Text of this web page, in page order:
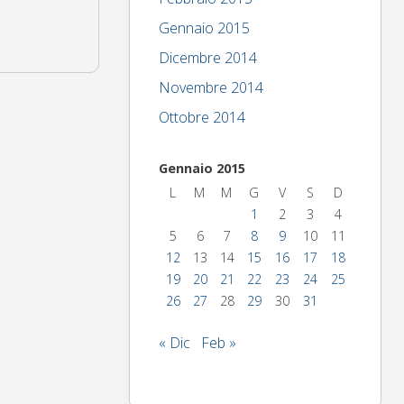
Gennaio 2015
Dicembre 2014
Novembre 2014
Ottobre 2014
Gennaio 2015
L
M M G V S
D
1
2 3
4
5
6 7 8 9 10
11
12
13 14 15 16 17
18
19
20 21 22 23 24
25
26
27 28 29 30 31
« Dic Feb »